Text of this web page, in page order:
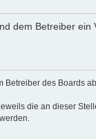
dem Betreiber ein
des Boards
die an dieser